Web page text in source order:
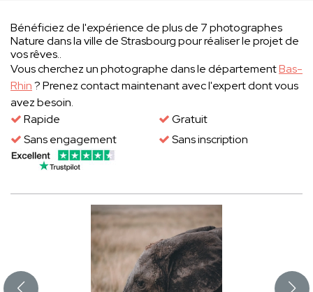
Bénéficiez de l'expérience de plus de 7 photographes
Nature dans la ville de Strasbourg pour réaliser le projet de
vos rêves..
Vous cherchez un photographe dans le départementBas-
Rhin? Prenez contact maintenant avec l'expert dont vous
avez besoin.
Rapide
Gratuit
Sans engagement
Sans inscription